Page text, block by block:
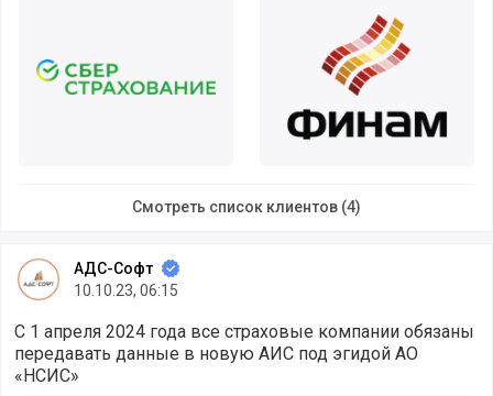
Смотреть список клиентов (4)
АДС-Софт
10.10.23, 06:15
С 1 апреля 2024 года все страховые компании обязаны
передавать данные в новую АИС под эгидой АО
«НСИС»